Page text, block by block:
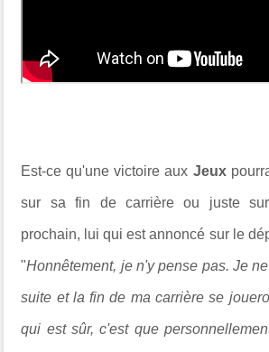
Est-ce qu'une victoire aux Jeux
sur sa fin de carrière ou juste
prochain, lui qui est annoncé sur le
"Honnêtement, je n'y pense pas. Je
suite et la fin de ma carrière se
qui est sûr, c'est que